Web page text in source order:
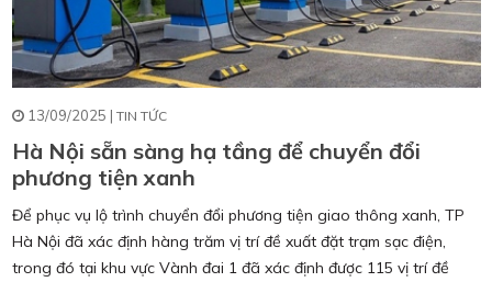
13/09/2025 | TIN TỨC
Hà Nội sẵn sàng hạ tầng để chuyển đổi
phương tiện xanh
Để phục vụ lộ trình chuyển đổi phương tiện giao thông xanh, TP
Hà Nội đã xác định hàng trăm vị trí đề xuất đặt trạm sạc điện,
trong đó tại khu vực Vành đai 1 đã xác định được 115 vị trí đề